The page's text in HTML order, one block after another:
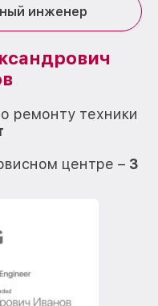
инженер
ремонту техники
центре – 3